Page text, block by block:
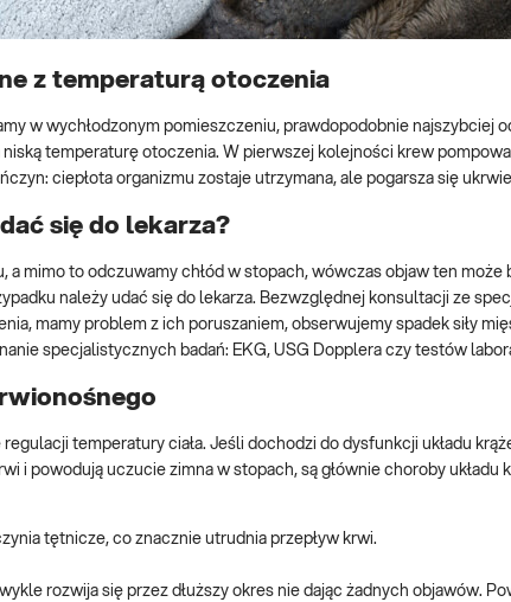
z temperaturą otoczenia
w wychłodzonym pomieszczeniu, prawdopodobnie najszybciej
temperaturę otoczenia. W pierwszej kolejności krew
ciepłota organizmu zostaje utrzymana, ale pogarsza się
się do lekarza?
mimo to odczuwamy chłód w stopach, wówczas objaw ten może
należy udać się do lekarza. Bezwzględnej konsultacji ze
mamy problem z ich poruszaniem, obserwujemy spadek siły
specjalistycznych badań: EKG, USG Dopplera czy testów
temperatury ciała. Jeśli dochodzi do dysfunkcji układu
i powodują uczucie zimna w stopach, są głównie choroby układu
tętnicze, co znacznie utrudnia przepływ krwi.
rozwija się przez dłuższy okres nie dając żadnych objawów.